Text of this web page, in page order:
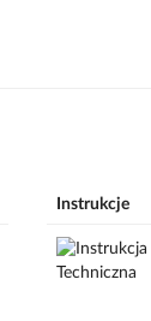
Instrukcje